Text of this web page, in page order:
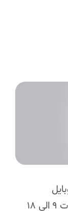
از شنبه تا پنجشنبه ساعات ۹ الی ۱۸